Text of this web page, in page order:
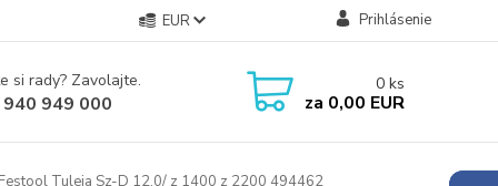
EUR Prihlásenie
si rady? Zavolajte.
949 000
0 ks
za 0,00 EUR
Tuleja Sz-D 12.0/ z 1400 z 2200 494462